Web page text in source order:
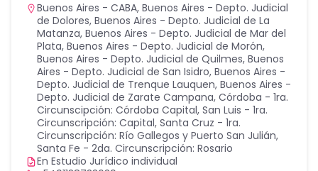
Buenos Aires - CABA, Buenos Aires - Depto. Judicial
de Dolores, Buenos Aires - Depto. Judicial de La
Matanza, Buenos Aires - Depto. Judicial de Mar del
Plata, Buenos Aires - Depto. Judicial de Morón,
Buenos Aires - Depto. Judicial de Quilmes, Buenos
Aires - Depto. Judicial de San Isidro, Buenos Aires -
Depto. Judicial de Trenque Lauquen, Buenos Aires -
Depto. Judicial de Zarate Campana, Córdoba - 1ra.
Circunscipción: Córdoba Capital, San Luis - 1ra.
Circunscripción: Capital, Santa Cruz - 1ra.
Circunscripción: Río Gallegos y Puerto San Julián,
Santa Fe - 2da. Circunscripción: Rosario
En Estudio Jurídico individual